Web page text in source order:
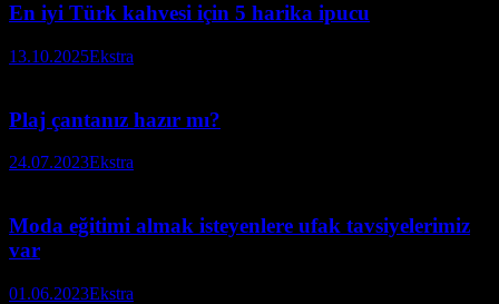
En iyi Türk kahvesi için 5 harika ipucu
13.10.2025Ekstra
Plaj çantanız hazır mı?
24.07.2023Ekstra
Moda eğitimi almak isteyenlere ufak tavsiyelerimiz
var
01.06.2023Ekstra